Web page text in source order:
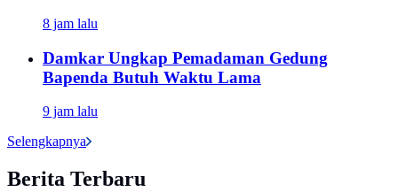
8 jam lalu
Damkar Ungkap Pemadaman Gedung
Bapenda Butuh Waktu Lama
9 jam lalu
Selengkapnya
Berita Terbaru